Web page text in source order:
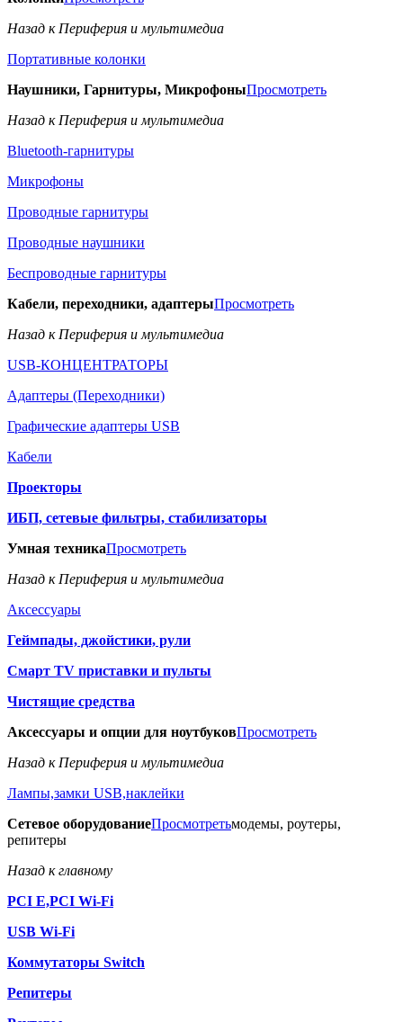
Назад к Периферия и мультимедиа
Портативные колонки
Наушники, Гарнитуры, МикрофоныПросмотреть
Назад к Периферия и мультимедиа
Bluetooth-гарнитуры
Микрофоны
Проводные гарнитуры
Проводные наушники
Беспроводные гарнитуры
Кабели, переходники, адаптерыПросмотреть
Назад к Периферия и мультимедиа
USB-КОНЦЕНТРАТОРЫ
Адаптеры (Переходники)
Графические адаптеры USB
Кабели
Проекторы
ИБП, сетевые фильтры, стабилизаторы
Умная техникаПросмотреть
Назад к Периферия и мультимедиа
Аксессуары
Геймпады, джойстики, рули
Смарт TV приставки и пульты
Чистящие средства
Аксессуары и опции для ноутбуковПросмотреть
Назад к Периферия и мультимедиа
Лампы,замки USB,наклейки
Сетевое оборудованиеПросмотретьмодемы, роутеры,
репитеры
Назад к главному
PCI E,PCI Wi-Fi
USB Wi-Fi
Коммутаторы Switch
Репитеры